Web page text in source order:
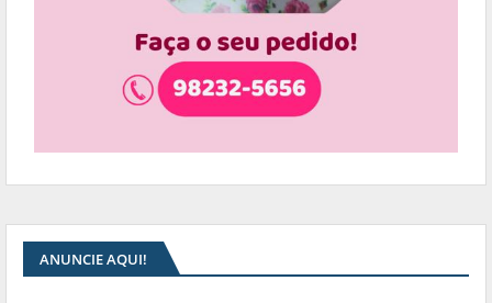
ANUNCIE AQUI!